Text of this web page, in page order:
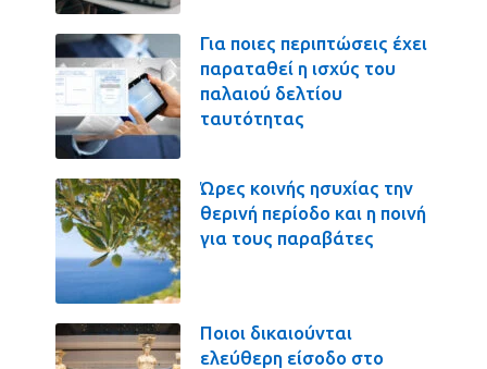
Για ποιες περιπτώσεις έχει
παραταθεί η ισχύς του
παλαιού δελτίου
ταυτότητας
Ώρες κοινής ησυχίας την
θερινή περίοδο και η ποινή
για τους παραβάτες
Ποιοι δικαιούνται
ελεύθερη είσοδο στο